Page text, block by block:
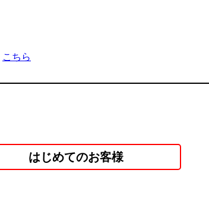
こちら
はじめてのお客様